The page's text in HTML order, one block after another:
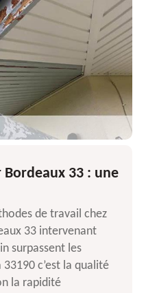
Bordeaux 33 : une
de travail chez
33 intervenant
surpassent les
c’est la qualité
la rapidité